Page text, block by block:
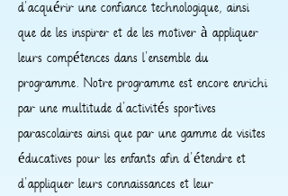
d'acquérir une confiance technologique, ainsi
que de les inspirer et de les motiver à appliquer
leurs compétences dans l'ensemble du
programme. Notre programme est encore enrichi
par une multitude d'activités sportives
parascolaires ainsi que par une gamme de visites
éducatives pour les enfants afin d'étendre et
d'appliquer leurs connaissances et leur